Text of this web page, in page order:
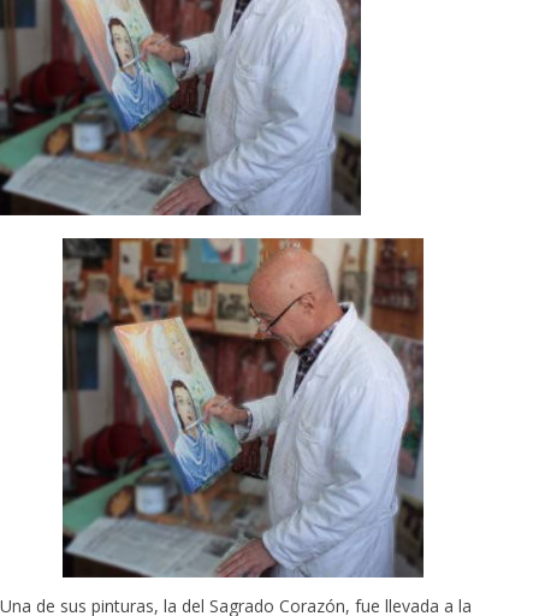
Una de sus pinturas, la del Sagrado Corazón, fue llevada a la